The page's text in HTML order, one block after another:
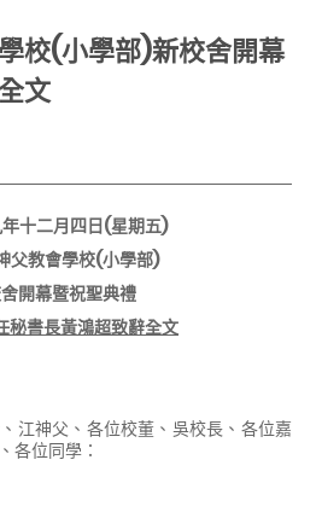
校(小學部)新校舍開幕
文
十二月四日(星期五)
父教會學校(小學部)
開幕暨祝聖典禮
秘書長黃鴻超致辭全文
江神父、各位校董、吳校長、各位嘉
各位同學：